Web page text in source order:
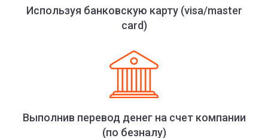
Используя банковскую карту (visa/master
card)
Выполнив перевод денег на счет компании
(по безналу)